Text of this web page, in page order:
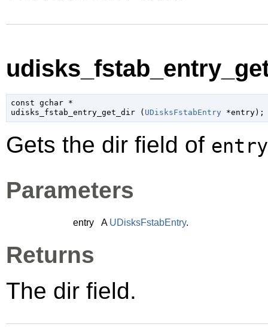
const gchar *
udisks_fstab_entry_get_dir ( UDisksFstabEntry *entry);
Gets the dir field of entry
Parameters
entry A UDisksFstabEntry.
Returns
The dir field.